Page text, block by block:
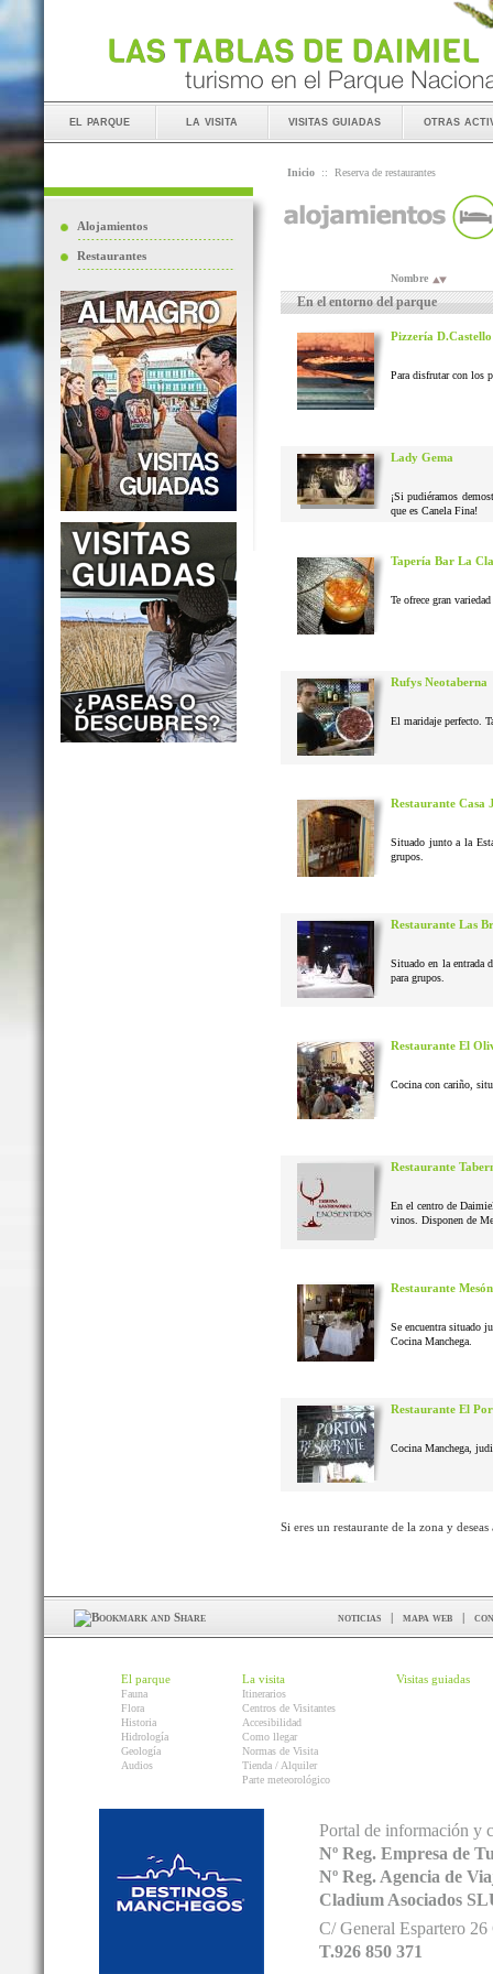
el parque la visita visitas guiadas otras
Alojamientos
Restaurantes
Inicio :: Reserva de restaurantes
Nombre
En el entorno del parque
Pizzería D.Castello
Para disfrutar con los
Lady Gema
¡Si pudiéramos
que es Canela Fina!
Tapería Bar La
Te ofrece gran
Rufys Neotaberna
El maridaje perfecto.
Restaurante Casa
Situado junto a la
grupos.
Restaurante Las
Situado en la entrada
para grupos.
Restaurante El
Cocina con cariño,
Restaurante
En el centro de
vinos. Disponen de
Restaurante
Se encuentra situado
Cocina Manchega.
Restaurante El
Cocina Manchega,
Si eres un restaurante de la zona y
noticias | mapa web |
El parque
Fauna
Flora
Historia
Hidrología
Geología
Audios
La visita
Itinerarios
Centros de Visitantes
Accesibilidad
Como llegar
Normas de Visita
Tienda / Alquiler
Parte meteorológico
Visitas guiadas
Portal de información y
Nº Reg. Empresa de
Nº Reg. Agencia de
Cladium Asociados
C/ General Espartero
T.926 850 371